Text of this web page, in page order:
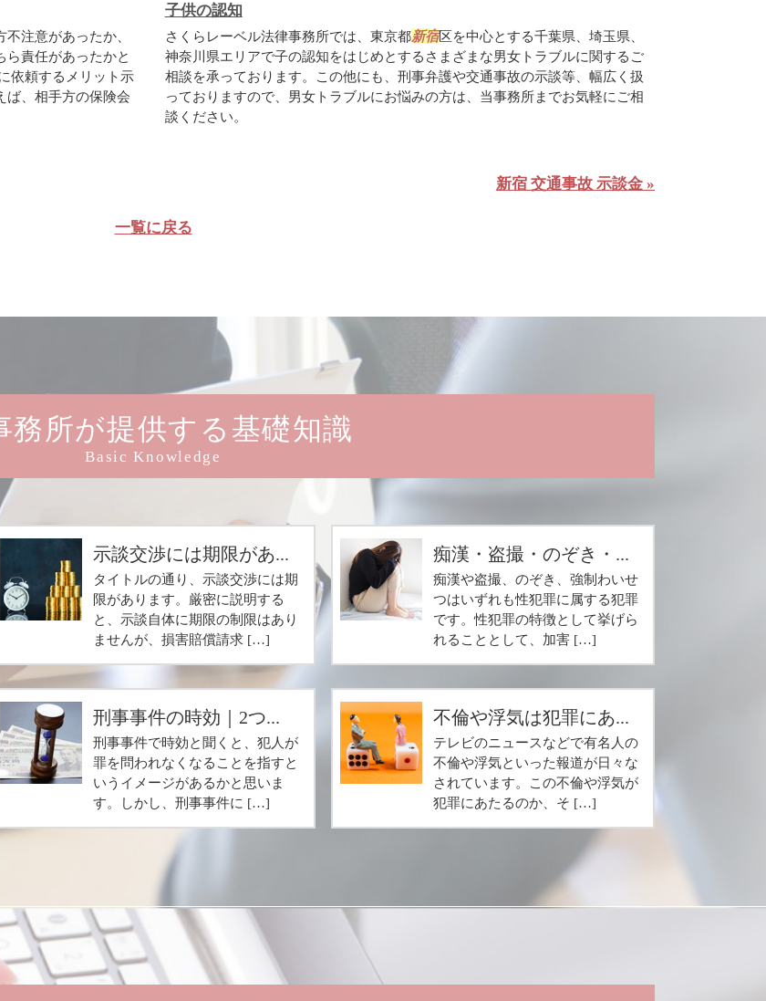
注意があったか、
ら責任があったかと
依頼するメリット示
ば、相手方の保険会
子供の認知
さくらレーベル法律事務所では、東京都新宿区を中心とする千葉県、埼玉県、
神奈川県エリアで子の認知をはじめとするさまざまな男女トラブルに関するご
相談を承っております。この他にも、刑事弁護や交通事故の示談等、幅広く扱
っておりますので、男女トラブルにお悩みの方は、当事務所までお気軽にご相
談ください。
新宿 交通事故 示談金 »
一覧に戻る
務所が提供する基礎知識
Basic Knowledge
示談交渉には期限があ...
タイトルの通り、示談交渉には期
限があります。厳密に説明する
と、示談自体に期限の制限はあり
ませんが、損害賠償請求 […]
痴漢・盗撮・のぞき・...
痴漢や盗撮、のぞき、強制わいせ
つはいずれも性犯罪に属する犯罪
です。性犯罪の特徴として挙げら
れることとして、加害 […]
刑事事件の時効｜2つ...
刑事事件で時効と聞くと、犯人が
罪を問われなくなることを指すと
いうイメージがあるかと思いま
す。しかし、刑事事件に […]
不倫や浮気は犯罪にあ...
テレビのニュースなどで有名人の
不倫や浮気といった報道が日々な
されています。この不倫や浮気が
犯罪にあたるのか、そ […]